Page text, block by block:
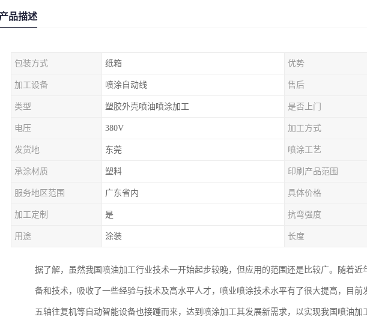
产品描述
包装方式 纸箱 优势
加工设备 喷涂自动线 售后
类型 塑胶外壳喷油喷涂加工 是否上门
电压 380V 加工方式
发货地 东莞 喷涂工艺
承涂材质 塑料 印刷产品范围
服务地区范围 广东省内 具体价格
加工定制 是 抗弯强度
用途 涂装 长度
据了解，虽然我国喷油加工行业技术一开始起步较晚，但应用的范围还是比较广。随着
备和技术，吸收了一些经验与技术及高水平人才，喷业喷涂技术水平有了很大提高，目
五轴往复机等自动智能设备也接踵而来，达到喷涂加工其发展新需求，以实现我国喷油加